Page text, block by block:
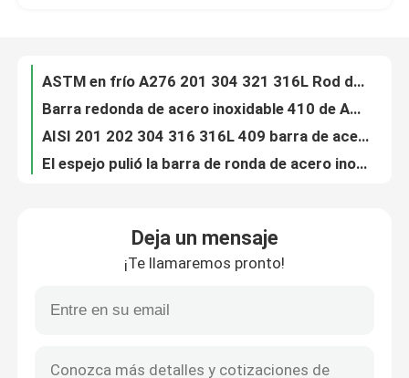
Viaje de la fábrica
Control de calidad
Casos
bobina de acero inoxidable
ASTM 201 304 310 321 904L A276 310S alrededor de 316 Rod de acero inoxidable
Deja un mensaje
¡Te llamaremos pronto!